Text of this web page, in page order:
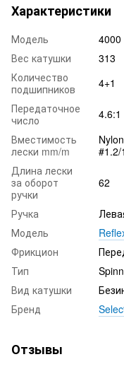
Характеристики
Модель
4000
Вес катушки
313
Количество
подшипников
4+1
Передаточное
число
4.6:1
Вместимость
лески mm/m
#1.2/
Длина лески
за оборот
ручки
62
Ручка
Модель
Фрикцион
Тип
Вид катушки
Бренд
Отзывы